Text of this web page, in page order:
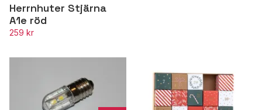
Herrnhuter Stjärna
A1e röd
259 kr